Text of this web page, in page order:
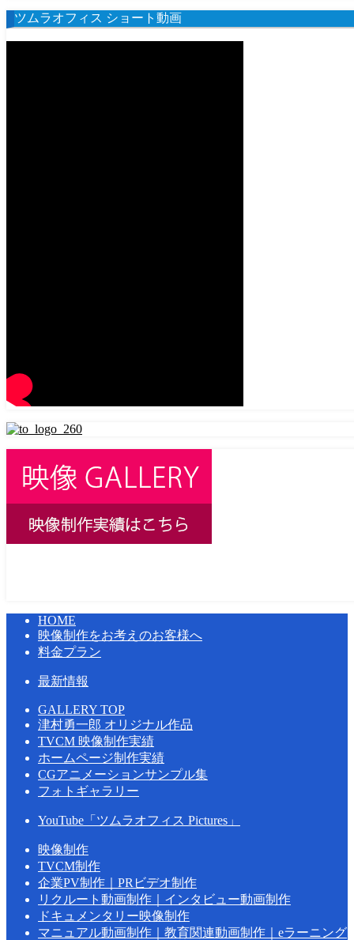
ツムラオフィス ショート動画
HOME
映像制作をお考えのお客様へ
料金プラン
最新情報
GALLERY TOP
津村勇一郎 オリジナル作品
TVCM 映像制作実績
ホームページ制作実績
CGアニメーションサンプル集
フォトギャラリー
YouTube「ツムラオフィス Pictures」
映像制作
TVCM制作
企業PV制作｜PRビデオ制作
リクルート動画制作｜インタビュー動画制作
ドキュメンタリー映像制作
マニュアル動画制作｜教育関連動画制作｜eラーニング